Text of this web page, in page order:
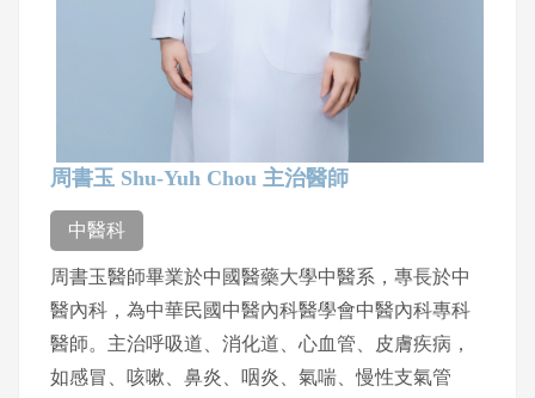
周書玉 Shu-Yuh Chou 主治醫師
中醫科
周書玉醫師畢業於中國醫藥大學中醫系，專長於中
醫內科，為中華民國中醫內科醫學會中醫內科專科
醫師。主治呼吸道、消化道、心血管、皮膚疾病，
如感冒、咳嗽、鼻炎、咽炎、氣喘、慢性支氣管